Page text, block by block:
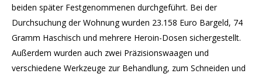
beiden später Festgenommenen durchgeführt. Bei der
Durchsuchung der Wohnung wurden 23.158 Euro Bargeld, 74
Gramm Haschisch und mehrere Heroin-Dosen sichergestellt.
Außerdem wurden auch zwei Präzisionswaagen und
verschiedene Werkzeuge zur Behandlung, zum Schneiden und